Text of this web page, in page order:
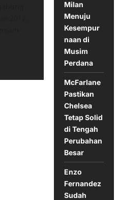
Milan
Menuju
Kesempur
naan di
Musim
Perdana
McFarlane
Pastikan
Chelsea
Tetap Solid
di Tengah
Perubahan
Besar
Enzo
Fernandez
Sudah